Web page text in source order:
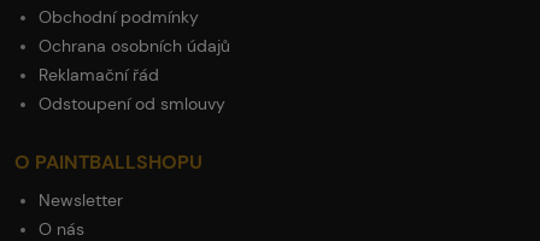
Obchodní podmínky
Ochrana osobních údajů
Reklamační řád
Odstoupení od smlouvy
O PAINTBALLSHOPU
Newsletter
O nás